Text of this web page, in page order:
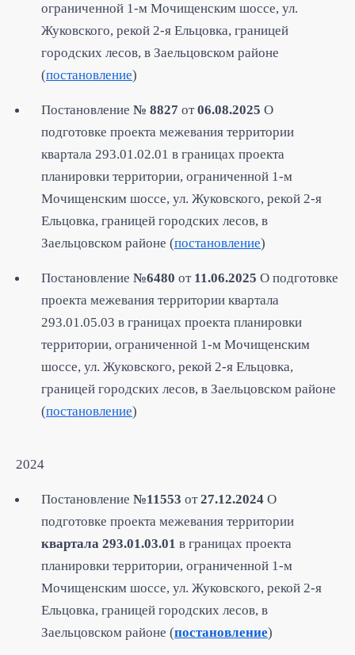
ограниченной 1-м Мочищенским шоссе, ул.
Жуковского, рекой 2-я Ельцовка, границей
городских лесов, в Заельцовском районе
(постановление)
Постановление № 8827 от06.08.2025 О
подготовке проекта межевания территории
квартала 293.01.02.01 в границах проекта
планировки территории, ограниченной 1-м
Мочищенским шоссе, ул. Жуковского, рекой 2-я
Ельцовка, границей городских лесов, в
Заельцовском районе (постановление)
Постановление №6480 от 11.06.2025 О подготовке
проекта межевания территории квартала
293.01.05.03 в границах проекта планировки
территории, ограниченной 1-м Мочищенским
шоссе, ул. Жуковского, рекой 2-я Ельцовка,
границей городских лесов, в Заельцовском районе
(постановление)
2024
Постановление №11553 от27.12.2024 О
подготовке проекта межевания территории
квартала 293.01.03.01 в границах проекта
планировки территории, ограниченной 1-м
Мочищенским шоссе, ул. Жуковского, рекой 2-я
Ельцовка, границей городских лесов, в
Заельцовском районе (постановление)